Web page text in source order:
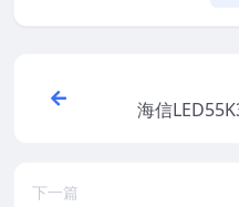
海信
下一篇